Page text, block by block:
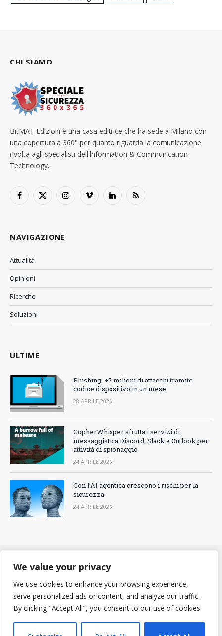
We value your privacy
We use cookies to enhance your browsing experience,
serve personalized ads or content, and analyze our traffic.
By clicking "Accept All", you consent to our use of cookies.
CHI SIAMO
BitMAT Edizioni è una casa editrice che ha sede a Milano con
una copertura a 360° per quanto riguarda la comunicazione
rivolta agli specialisti dell'lnformation & Communication
Technology.
Facebook
X
InstagramVimeo LinkedInRSS
NAVIGAZIONE
Attualità
Opinioni
Ricerche
Soluzioni
ULTIME
Phishing: +7 milioni di attacchi tramite
codice dispositivo in un mese
28 APRILE 2026
GopherWhisper sfrutta i servizi di
messaggistica Discord, Slack e Outlook per
attività di spionaggio
24 APRILE 2026
Con l’AI agentica crescono i rischi per la
sicurezza
24 APRILE 2026
CONTATTACI COOKIES POLICY
REDAZIONE
© 2012 - 2026 - BitMAT Edizioni - P.Iva 09091900960 - tutti i diritti
riservati - Iscrizione al tribunale di Milano n° 295 del 28-11-2018 -